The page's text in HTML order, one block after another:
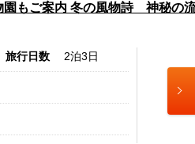
園もご案内 冬の風物詩 神秘
旅行日数 2泊3日